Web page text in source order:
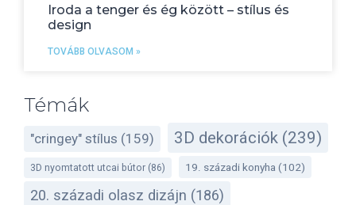
Iroda a tenger és ég között – stílus és
design
TOVÁBB OLVASOM »
Témák
"cringey" stílus (159) 3D dekorációk (239)
3D nyomtatott utcai bútor (86) 19. századi konyha (102)
20. századi olasz dizájn (186)